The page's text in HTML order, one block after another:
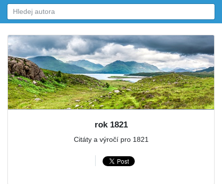
rok 1821
Citáty a výročí pro 1821